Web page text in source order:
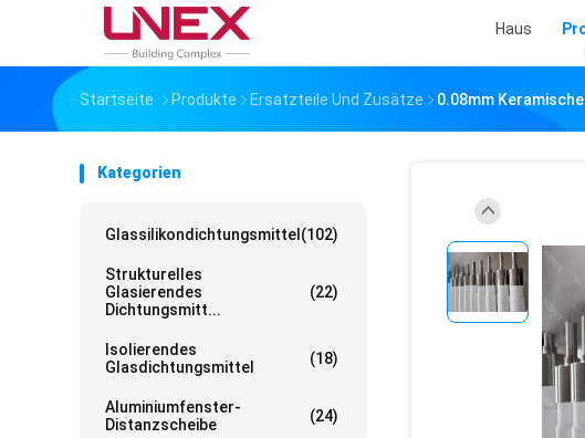
Haus
Startseite Produkte Ersatzteile Und Zusätze 0.08mm
Kategorien
Glassilikondichtungsmittel (102)
Strukturelles
Glasierendes
Dichtungsmitt...
(22)
Isolierendes
Glasdichtungsmittel
(18)
Aluminiumfenster-
Distanzscheibe
(24)